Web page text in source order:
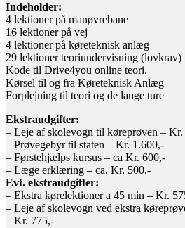
Indeholder:
4 lektioner på manøvrebane
16 lektioner på vej
4 lektioner på køreteknisk anlæg
29 lektioner teoriundervisning (lovkrav)
Kode til Drive4you online teori.
Kørsel til og fra Køreteknisk Anlæg
Forplejning til teori og de lange ture
Ekstraudgifter:
– Leje af skolevogn til køreprøven – Kr.
– Prøvegebyr til staten – Kr. 1.600,-
– Førstehjælps kursus – ca Kr. 600,-
– Læge erklæring – ca. Kr. 500,-
Evt. ekstraudgifter:
– Ekstra kørelektioner a 45 min – Kr.
– Leje af skolevogn ved ekstra
– Kr. 775,-